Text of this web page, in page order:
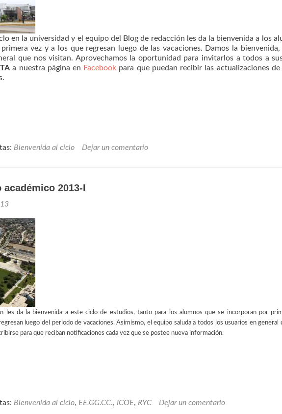
en la universidad y el equipo del Blog de redacción les da la bienvenida a los
vez y a los que regresan luego de las vacaciones. Damos la bienvenida,
que nos visitan. Aprovechamos la oportunidad para invitarlos a todos a
a nuestra página en Facebook para que puedan recibir las actualizaciones
Bienvenida al ciclo Dejar un comentario
2013-I
les da la bienvenida a este ciclo de estudios, tanto para los alumnos que se incorporan por
luego del periodo de vacaciones. Asimismo, el equipo saluda a todos los usuarios en general
para que reciban notificaciones cada vez que se postee nueva información.
Bienvenida al ciclo, EE.GG.CC., ICOE, RYC Dejar un comentario